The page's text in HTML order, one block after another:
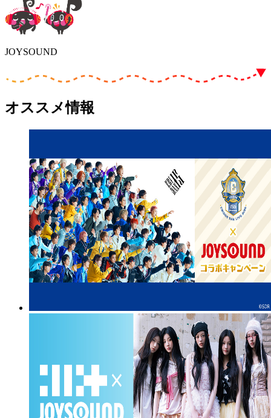
JOYSOUND
オススメ情報